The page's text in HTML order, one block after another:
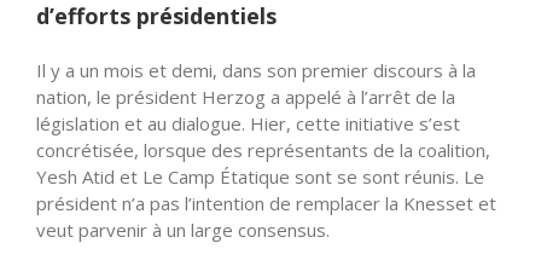
d’efforts présidentiels
Il y a un mois et demi, dans son premier discours à la
nation, le président Herzog a appelé à l’arrêt de la
législation et au dialogue. Hier, cette initiative s’est
concrétisée, lorsque des représentants de la coalition,
Yesh Atid et Le Camp Étatique sont se sont réunis. Le
président n’a pas l’intention de remplacer la Knesset et
veut parvenir à un large consensus.